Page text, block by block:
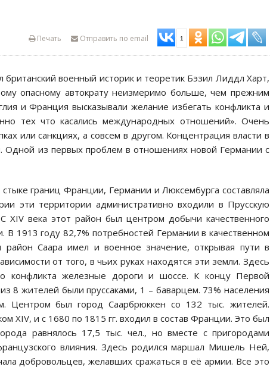
Отправить по email 1
Печать
военный историк и теоретик Бэзил Лиддл Харт,
опасному автократу неизмеримо больше, чем прежним
и Франция высказывали желание избегать конфликта и
тех что касались международных отношений». Очень
или санкциях, а совсем в другом. Концентрация власти в
Одной из первых проблем в отношениях новой Германии с
границ Франции, Германии и Люксембурга составляла
эти территории административно входили в Прусскую
XIV века этот район был центром добычи качественного
В 1913 году 82,7% потребностей Германии в качественном
район Саара имел и военное значение, открывая пути в
от того, в чьих руках находятся эти земли. Здесь
конфликта железные дороги и шоссе. К концу Первой
8 жителей были пруссаками, 1 – баварцем. 73% населения
Центром был город Саарбрюккен со 132 тыс. жителей.
и с 1680 по 1815 гг. входил в состав Франции. Это был
равнялось 17,5 тыс. чел., но вместе с пригородами
влияния. Здесь родился маршал Мишель Ней,
добровольцев, желавших сражаться в её армии. Все это